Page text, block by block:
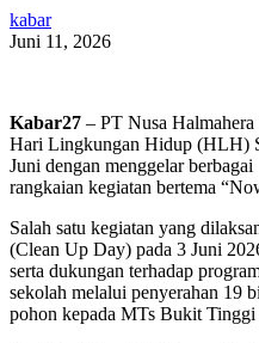
kabar
Juni 11, 2026
Kabar27 – PT Nusa
Hari Lingkungan Hidup (HLH)
Juni dengan menggelar berbagai
rangkaian kegiatan bertema
Salah satu kegiatan yang
(Clean Up Day) pada 3 Juni
serta dukungan terhadap
sekolah melalui penyerahan 19
pohon kepada MTs Bukit Tinggi